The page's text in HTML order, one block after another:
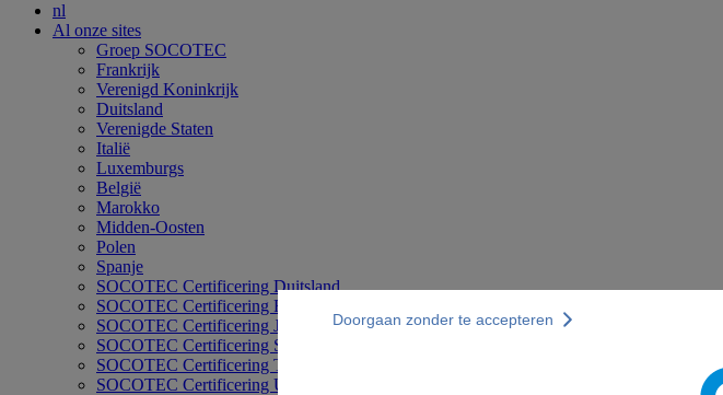
nl
Al onze sites
Groep SOCOTEC
Frankrijk
Verenigd Koninkrijk
Duitsland
Verenigde Staten
Italië
Luxemburgs
België
Marokko
Midden-Oosten
Polen
Spanje
SOCOTEC Certificering Duitsland
SOCOTEC Certificering Filipijnen
SOCOTEC Certificering Japan
SOCOTEC Certificering Singapore
SOCOTEC Certificering Thailand
SOCOTEC Certificering UK
Doorgaan zonder te accepteren